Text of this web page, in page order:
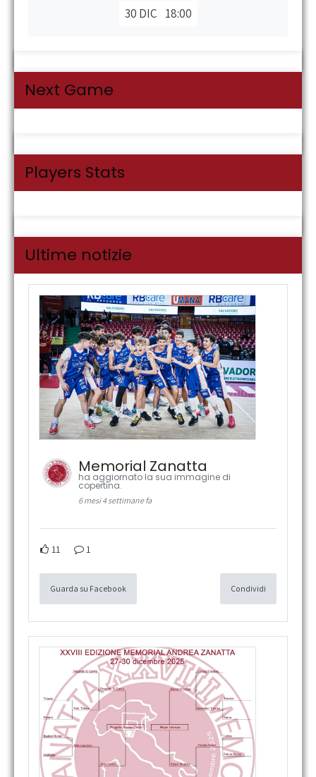
30 DIC 18:00
Next Game
Players Stats
Ultime notizie
Memorial Zanatta
ha aggiornato la sua immagine di
copertina.
6 mesi 4 settimane fa
11 1
Guarda su Facebook Condividi